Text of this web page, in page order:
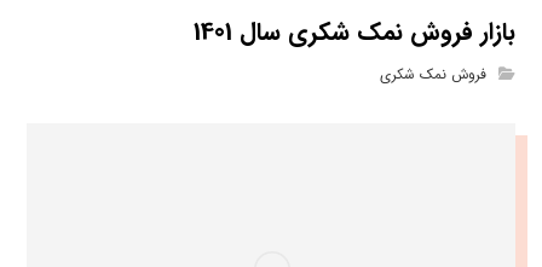
بازار فروش نمک شکری سال 1401
فروش نمک شکری